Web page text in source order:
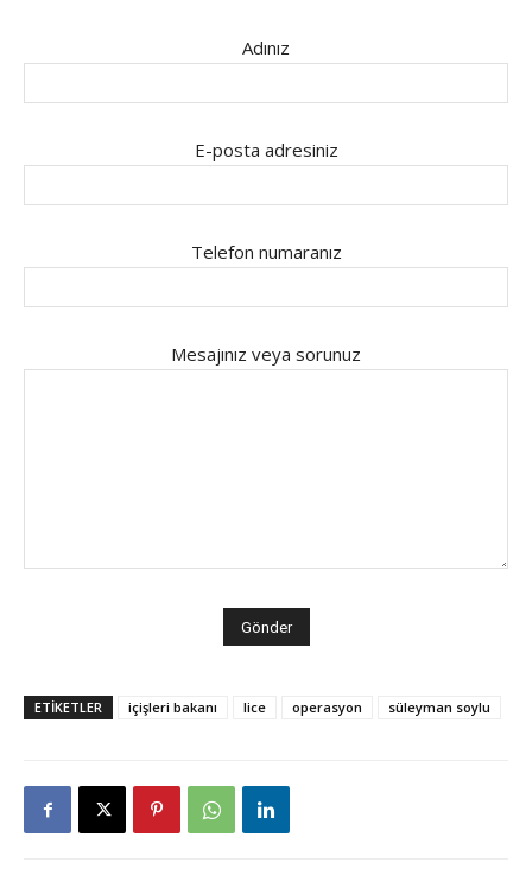
Adınız
E-posta adresiniz
Telefon numaranız
Mesajınız veya sorunuz
ETİKETLER içişleri bakanı lice operasyon süleyman soylu